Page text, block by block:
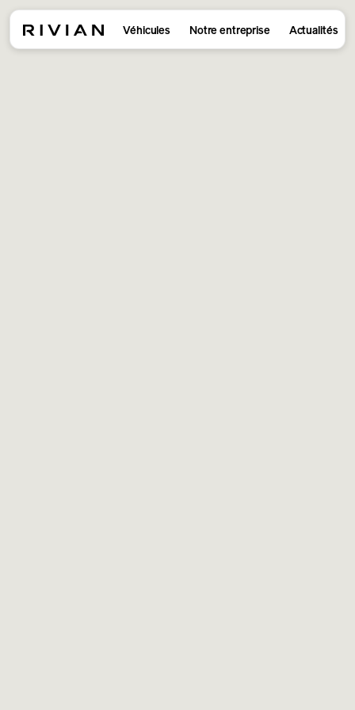
Véhicules Notre entreprise Actualités